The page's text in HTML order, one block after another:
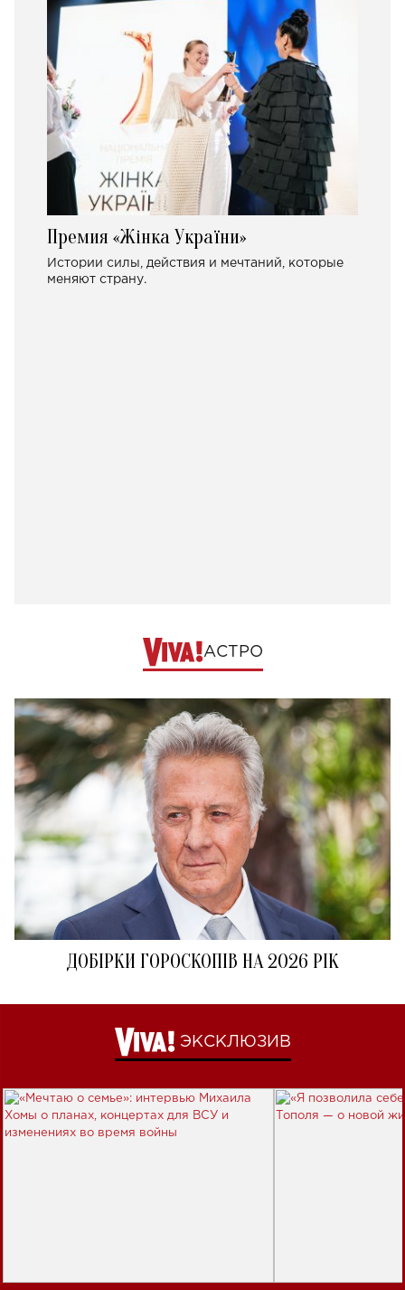
Премия «Жінка України»
Истории силы, действия и мечтаний, которые
меняют страну.
АСТРО
ДОБІРКИ ГОРОСКОПІВ НА 2026 РІК
ЭКСКЛЮЗИВ